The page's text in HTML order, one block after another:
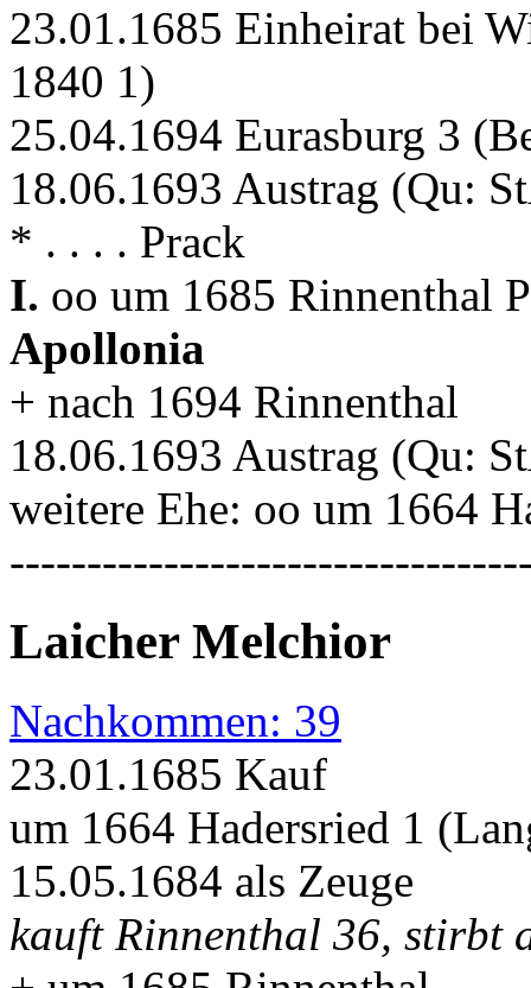
23.01.1685 Einheirat bei
1840 1)
25.04.1694 Eurasburg 3
18.06.1693 Austrag (Qu:
* . . . . Prack
I. oo um 1685 Rinnenthal
Apollonia
+ nach 1694 Rinnenthal
18.06.1693 Austrag (Qu:
weitere Ehe: oo um 1664
Laicher Melchior
Nachkommen: 39
23.01.1685 Kauf
um 1664 Hadersried 1
15.05.1684 als Zeuge
kauft Rinnenthal 36, stirbt